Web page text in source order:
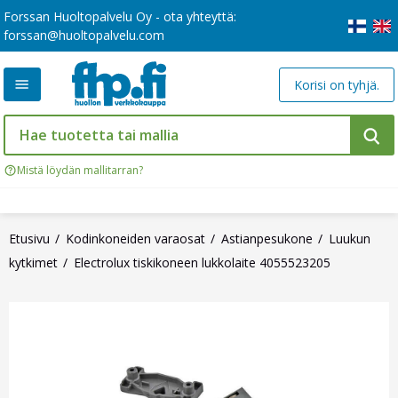
Forssan Huoltopalvelu Oy - ota yhteyttä:
forssan@huoltopalvelu.com
Mistä löydän mallitarran?
Korisi on tyhjä.
Etusivu Kodinkoneiden varaosat Astianpesukone
Luukun
kytkimet
Electrolux tiskikoneen lukkolaite 4055523205